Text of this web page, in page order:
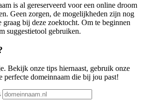
is al gereserveerd voor een online droom
Geen zorgen, de mogelijkheden zijn nog
graag bij deze zoektocht. Om te beginnen
suggestietool gebruiken.
Bekijk onze tips hiernaast, gebruik onze
perfecte domeinnaam die bij jou past!